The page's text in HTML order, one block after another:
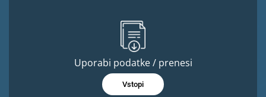
Uporabi podatke / prenesi
Vstopi